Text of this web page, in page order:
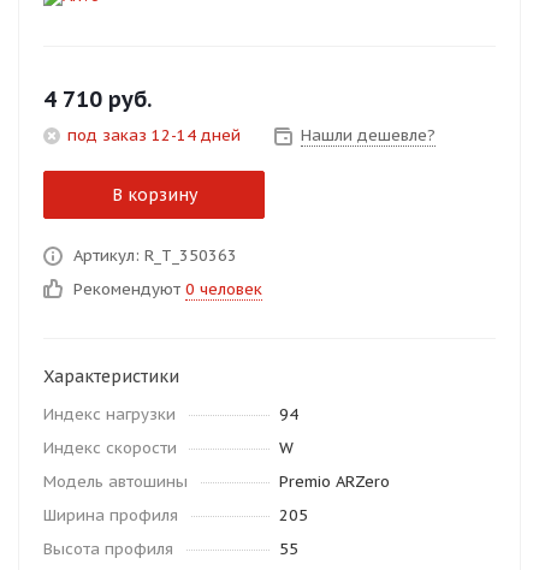
4 710 руб.
под заказ 12-14 дней Нашли дешевле?
В корзину
Артикул: R_T_350363
Рекомендуют 0 человек
Характеристики
Индекс нагрузки
94
Индекс скорости
W
Модель автошины
Premio ARZero
Ширина профиля
205
Высота профиля
55
Оставшиеся 75
% будут
списыватьсяс вашей карты
25%каждые 2 недели
Остались вопросы?
8 800 302-02-51